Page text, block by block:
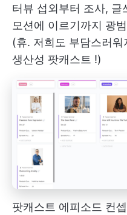
터뷰 섭외부터 조사, 글
모션에 이르기까지 광
(휴. 저희도 부담스러
생산성 팟캐스트 !)
팟캐스트 에피소드 컨